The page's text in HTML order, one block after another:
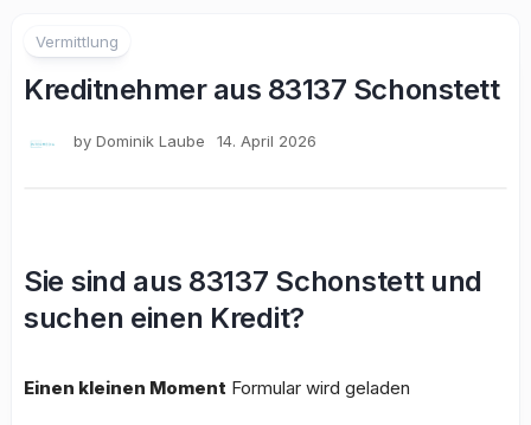
Vermittlung
Kreditnehmer aus 83137 Schonstett
by Dominik Laube 14. April 2026
Sie sind aus 83137 Schonstett und
suchen einen Kredit?
Einen kleinen Moment Formular wird geladen